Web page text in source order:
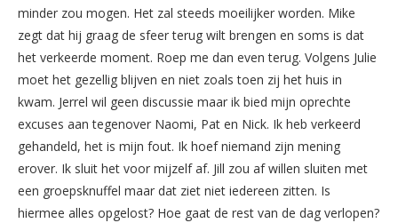
minder zou mogen. Het zal steeds moeilijker worden. Mike
zegt dat hij graag de sfeer terug wilt brengen en soms is dat
het verkeerde moment. Roep me dan even terug. Volgens Julie
moet het gezellig blijven en niet zoals toen zij het huis in
kwam. Jerrel wil geen discussie maar ik bied mijn oprechte
excuses aan tegenover Naomi, Pat en Nick. Ik heb verkeerd
gehandeld, het is mijn fout. Ik hoef niemand zijn mening
erover. Ik sluit het voor mijzelf af. Jill zou af willen sluiten met
een groepsknuffel maar dat ziet niet iedereen zitten. Is
hiermee alles opgelost? Hoe gaat de rest van de dag verlopen?